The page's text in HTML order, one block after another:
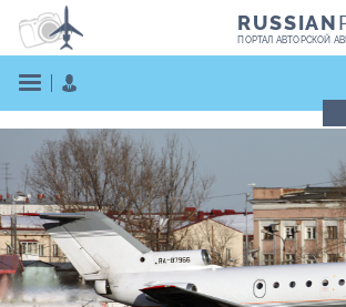
RUSSIAN
ПОРТАЛ АВТОРСКОЙ
ВОЙТИ
Поиск фотографий
Поиск в реестре
Кратко
Подробно